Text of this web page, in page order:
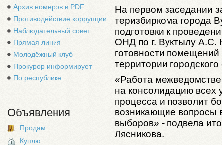
Архив номеров в PDF
Противодействие коррупции
Наблюдательный совет
Прямая линия
Молодёжный клуб
Прокурор информирует
По республике
Объявления
Продам
Куплю
На первом заседании
теризбиркома города
подготовки к
ОНД по г. Вуктылу А.С.
готовности помещений
территории городского
«Работа
на консолидацию всех
процесса и позволит
возникающие вопросы
выборов» - подвела
Лясникова.